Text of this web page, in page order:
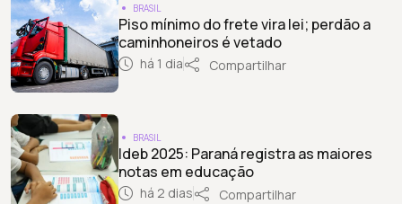
BRASIL
Piso mínimo do frete vira lei; perdão a
caminhoneiros é vetado
há 1 dia Compartilhar
BRASIL
Ideb 2025: Paraná registra as maiores
notas em educação
há 2 dias Compartilhar